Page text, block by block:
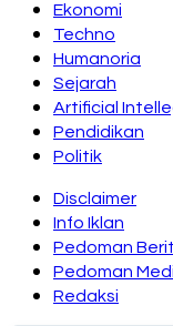
Ekonomi
Techno
Humanoria
Sejarah
Artificial
Pendidikan
Politik
Disclaimer
Info Iklan
Pedoman
Pedoman
Redaksi